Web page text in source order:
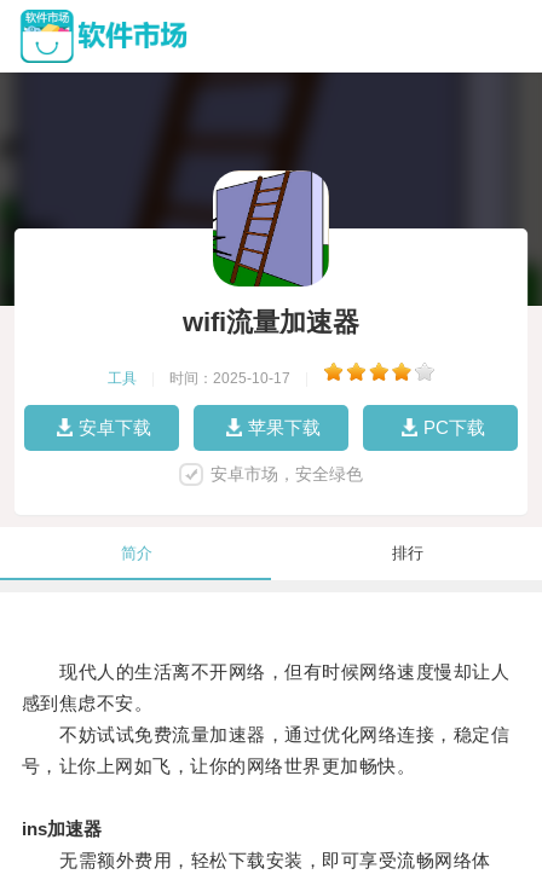
wifi流量加速器
工具 时间：2025-10-17
安卓下载 苹果下载 PC下载
安卓市场，安全绿色
简介 排行
现代人的生活离不开网络，但有时候网络速度慢却让人
感到焦虑不安。
不妨试试免费流量加速器，通过优化网络连接，稳定信
号，让你上网如飞，让你的网络世界更加畅快。
ins加速器
无需额外费用，轻松下载安装，即可享受流畅网络体